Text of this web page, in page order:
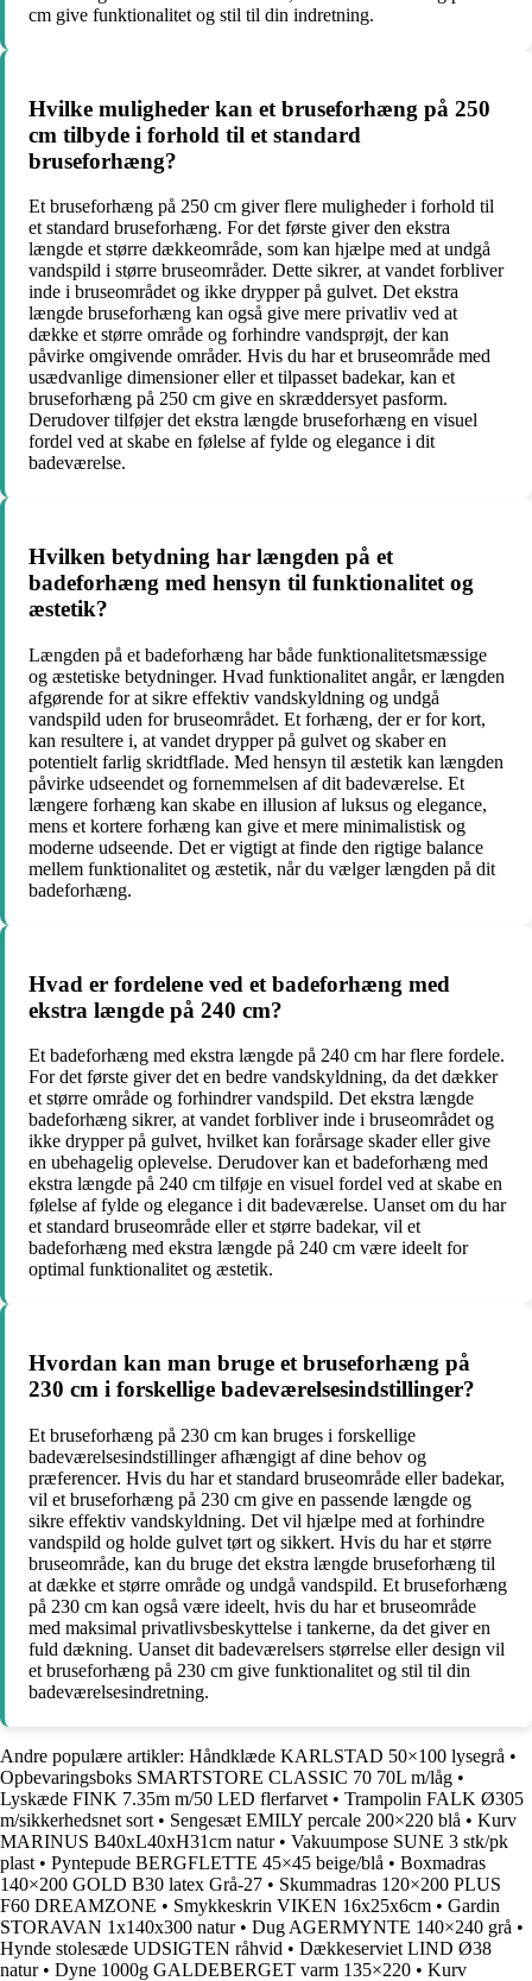
cm give funktionalitet og stil til din indretning.
Hvilke muligheder kan et bruseforhæng på 250
cm tilbyde i forhold til et standard
bruseforhæng?
Et bruseforhæng på 250 cm giver flere muligheder i forhold til
et standard bruseforhæng. For det første giver den ekstra
længde et større dækkeområde, som kan hjælpe med at undgå
vandspild i større bruseområder. Dette sikrer, at vandet forbliver
inde i bruseområdet og ikke drypper på gulvet. Det ekstra
længde bruseforhæng kan også give mere privatliv ved at
dække et større område og forhindre vandsprøjt, der kan
påvirke omgivende områder. Hvis du har et bruseområde med
usædvanlige dimensioner eller et tilpasset badekar, kan et
bruseforhæng på 250 cm give en skræddersyet pasform.
Derudover tilføjer det ekstra længde bruseforhæng en visuel
fordel ved at skabe en følelse af fylde og elegance i dit
badeværelse.
Hvilken betydning har længden på et
badeforhæng med hensyn til funktionalitet og
æstetik?
Længden på et badeforhæng har både funktionalitetsmæssige
og æstetiske betydninger. Hvad funktionalitet angår, er længden
afgørende for at sikre effektiv vandskyldning og undgå
vandspild uden for bruseområdet. Et forhæng, der er for kort,
kan resultere i, at vandet drypper på gulvet og skaber en
potentielt farlig skridtflade. Med hensyn til æstetik kan længden
påvirke udseendet og fornemmelsen af dit badeværelse. Et
længere forhæng kan skabe en illusion af luksus og elegance,
mens et kortere forhæng kan give et mere minimalistisk og
moderne udseende. Det er vigtigt at finde den rigtige balance
mellem funktionalitet og æstetik, når du vælger længden på dit
badeforhæng.
Hvad er fordelene ved et badeforhæng med
ekstra længde på 240 cm?
Et badeforhæng med ekstra længde på 240 cm har flere fordele.
For det første giver det en bedre vandskyldning, da det dækker
et større område og forhindrer vandspild. Det ekstra længde
badeforhæng sikrer, at vandet forbliver inde i bruseområdet og
ikke drypper på gulvet, hvilket kan forårsage skader eller give
en ubehagelig oplevelse. Derudover kan et badeforhæng med
ekstra længde på 240 cm tilføje en visuel fordel ved at skabe en
følelse af fylde og elegance i dit badeværelse. Uanset om du har
et standard bruseområde eller et større badekar, vil et
badeforhæng med ekstra længde på 240 cm være ideelt for
optimal funktionalitet og æstetik.
Hvordan kan man bruge et bruseforhæng på
230 cm i forskellige badeværelsesindstillinger?
Et bruseforhæng på 230 cm kan bruges i forskellige
badeværelsesindstillinger afhængigt af dine behov og
præferencer. Hvis du har et standard bruseområde eller badekar,
vil et bruseforhæng på 230 cm give en passende længde og
sikre effektiv vandskyldning. Det vil hjælpe med at forhindre
vandspild og holde gulvet tørt og sikkert. Hvis du har et større
bruseområde, kan du bruge det ekstra længde bruseforhæng til
at dække et større område og undgå vandspild. Et bruseforhæng
på 230 cm kan også være ideelt, hvis du har et bruseområde
med maksimal privatlivsbeskyttelse i tankerne, da det giver en
fuld dækning. Uanset dit badeværelsers størrelse eller design vil
et bruseforhæng på 230 cm give funktionalitet og stil til din
badeværelsesindretning.
Andre populære artikler: Håndklæde KARLSTAD 50×100 lysegrå •
Opbevaringsboks SMARTSTORE CLASSIC 70 70L m/låg •
Lyskæde FINK 7.35m m/50 LED flerfarvet • Trampolin FALK Ø305
m/sikkerhedsnet sort • Sengesæt EMILY percale 200×220 blå • Kurv
MARINUS B40xL40xH31cm natur• Vakuumpose SUNE 3 stk/pk
plast • Pyntepude BERGFLETTE 45×45 beige/blå • Boxmadras
140×200 GOLD B30 latex Grå-27 • Skummadras 120×200 PLUS
F60 DREAMZONE • Smykkeskrin VIKEN 16x25x6cm • Gardin
STORAVAN 1x140x300 natur• Dug AGERMYNTE 140×240 grå •
Hynde stolesæde UDSIGTEN råhvid • Dækkeserviet LIND Ø38
natur• Dyne 1000g GALDEBERGET varm 135×220 • Kurv